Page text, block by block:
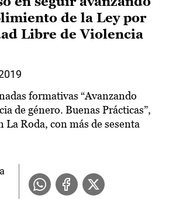
de la Ley por
Libre de Violencia
formativas “Avanzando
de género. Buenas Prácticas”,
La Roda, con más de sesenta